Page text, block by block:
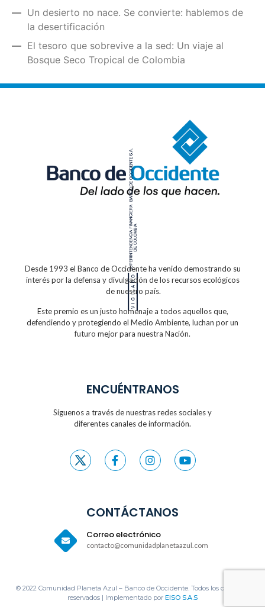
Un desierto no nace. Se convierte: hablemos de
la desertificación
El tesoro que sobrevive a la sed: Un viaje al
Bosque Seco Tropical de Colombia
Desde 1993 el Banco de Occidenteha venido demostrando su
interés por la defensa y divulgación de los recursos ecológicos
de nuestro país.
Este premio es un justo homenaje a todosaquellos que,
defendiendo y protegiendo el Medio Ambiente, luchan por un
futuro mejor para nuestra Nación.
ENCUÉNTRANOS
Síguenos a través de nuestras redes sociales y
diferentes canales de información.
CONTÁCTANOS
Correo electrónico
contacto@comunidadplanetaazul.com
© 2022 Comunidad Planeta Azul – Banco de Occidente. Todos los derechos
reservados | Implementado por EISO S.A.S